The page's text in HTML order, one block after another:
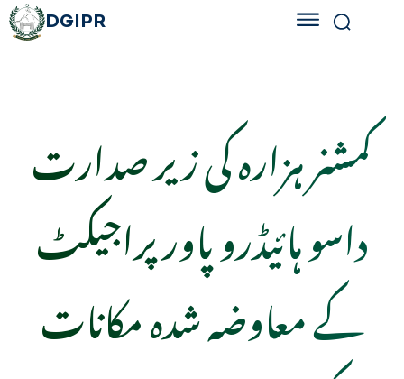
DGIPR
کمشنر ہزارہ کی زیر صدارت
داسو ہائیڈرو پاور پراجیکٹ
کے معاوضہ شدہ مکانات